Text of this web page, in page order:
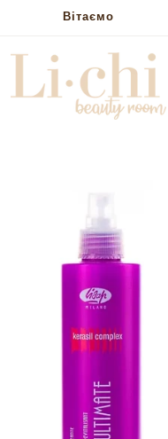
Вітаємо